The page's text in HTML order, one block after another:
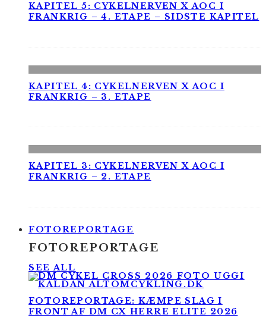
KAPITEL 5: CYKELNERVEN X AOC I
FRANKRIG – 4. ETAPE – SIDSTE KAPITEL
KAPITEL 4: CYKELNERVEN X AOC I
FRANKRIG – 3. ETAPE
KAPITEL 3: CYKELNERVEN X AOC I
FRANKRIG – 2. ETAPE
FOTOREPORTAGE
FOTOREPORTAGE
SEE ALL
FOTOREPORTAGE: KÆMPE SLAG I
FRONT AF DM CX HERRE ELITE 2026